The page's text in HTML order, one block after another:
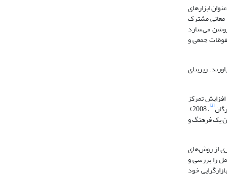
ابزارهای
معانی مشترک
می‌سازد
جمعی و
زیربنای
از سازمان‌ها برای بقای خود اصرار بر اجرای مدل‌های جدید و اصلاح شده‌ی در کسب و کار دارند (لیفر، 2002 و چسبرو، 2006 و گراتون، 2007). افزایش تمرکز
[2] ، 2008).
یک فرهنگ و
از روش‌های
را بررسی و
خود